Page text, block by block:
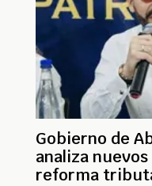
Gobierno de
analiza
reforma